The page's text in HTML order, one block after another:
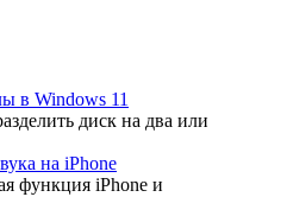
в Windows 11
диск на два или
на iPhone
функция iPhone и